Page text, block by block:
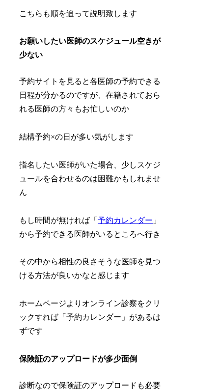
こちらも順を追って説明致します
お願いしたい医師のスケジュール空きが
少ない
予約サイトを見ると各医師の予約できる
日程が分かるのですが、在籍されておら
れる医師の方々もお忙しいのか
結構予約×の日が多い気がします
指名したい医師がいた場合、少しスケジ
ュールを合わせるのは困難かもしれませ
ん
もし時間が無ければ「予約カレンダー 」
から予約できる医師がいるところへ行き
その中から相性の良さそうな医師を見つ
ける方法が良いかなと感じます
ホームページよりオンライン診察をクリ
ックすれば「予約カレンダー」があるは
ずです
保険証のアップロードが多少面倒
診断なので保険証のアップロードも必要